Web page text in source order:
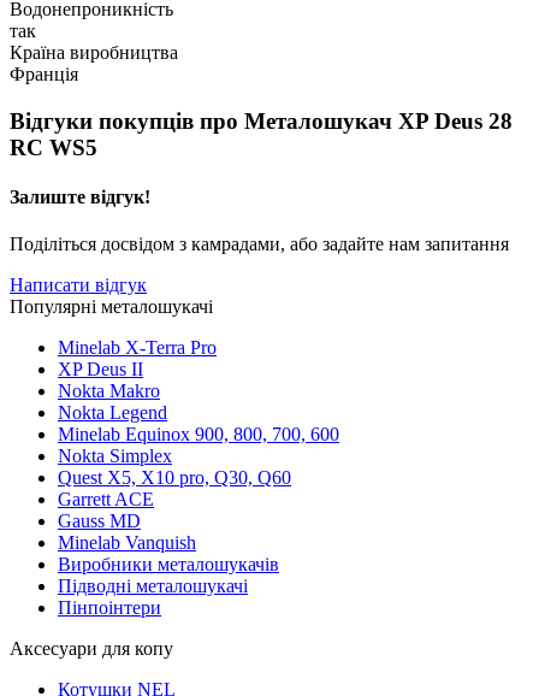
Водонепроникність
так
Країна виробництва
Франція
Відгуки покупців про Металошукач XP Deus 28
RC WS5
Залиште відгук!
Поділіться досвідом з камрадами, або задайте нам запитання
Написати відгук
Популярні металошукачі
Minelab X-Terra Pro
XP Deus II
Nokta Makro
Nokta Legend
Minelab Equinox 900, 800, 700, 600
Nokta Simplex
Quest X5, X10 pro, Q30, Q60
Garrett ACE
Gauss MD
Minelab Vanquish
Виробники металошукачів
Підводні металошукачі
Пінпоінтери
Аксесуари для копу
Котушки NEL